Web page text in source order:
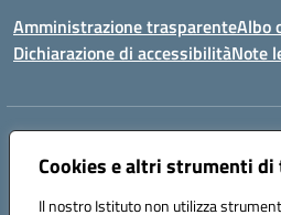
Cookies e altri strumenti di
Il nostro Istituto non utilizza
Amministrazione trasparenteAlbo
Dichiarazione di accessibilitàNote
Indirizzo:
Centralino:+39 0836.341064 Email: